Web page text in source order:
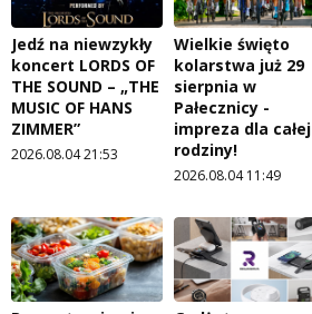
Jedź na niewzykły
koncert LORDS OF
THE SOUND – „THE
MUSIC OF HANS
ZIMMER”
2026.08.04 21:53
Wielkie święto
kolarstwa już 29
sierpnia w
Pałecznicy -
impreza dla całej
rodziny!
2026.08.04 11:49